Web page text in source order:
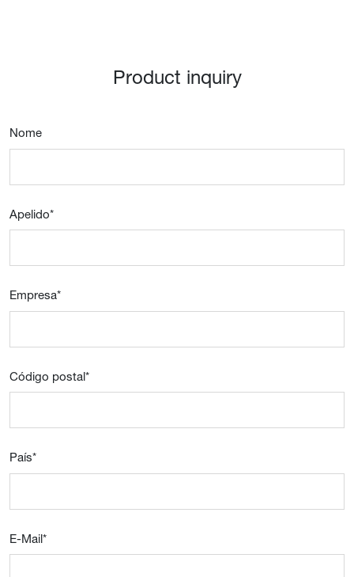
Product inquiry
Nome
Apelido*
Empresa*
Código postal*
País*
E-Mail*